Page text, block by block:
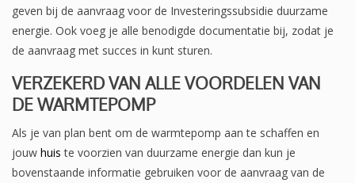
geven bij de aanvraag voor de Investeringssubsidie duurzame
energie. Ook voeg je alle benodigde documentatie bij, zodat je
de aanvraag met succes in kunt sturen.
VERZEKERD VAN ALLE VOORDELEN VAN
DE WARMTEPOMP
Als je van plan bent om de warmtepomp aan te schaffen en
jouw huis te voorzien van duurzame energie dan kun je
bovenstaande informatie gebruiken voor de aanvraag van de